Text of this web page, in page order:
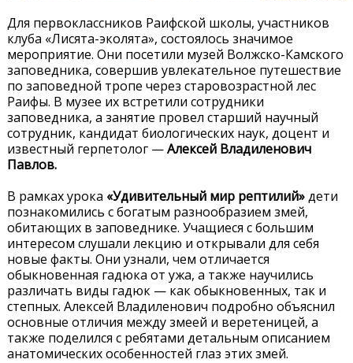
Для первоклассников Раифской школы, участников
клуба «Лисята-эколята», состоялось значимое
мероприятие. Они посетили музей Волжско-Камского
заповедника, совершив увлекательное путешествие
по заповедной тропе через старовозрастной лес
Раифы. В музее их встретили сотрудники
заповедника, а занятие провел старший научный
сотрудник, кандидат биологических наук, доцент и
известный герпетолог —Алексей Владиленович
Павлов.
В рамках урока «Удивительный мир рептилий»дети
познакомились с богатым разнообразием змей,
обитающих в заповеднике. Учащиеся с большим
интересом слушали лекцию и открывали для себя
новые факты. Они узнали, чем отличается
обыкновенная гадюка от ужа, а также научились
различать виды гадюк — как обыкновенных, так и
степных. Алексей Владиленович подробно объяснил
основные отличия между змеей и веретеницей, а
также поделился с ребятами детальным описанием
анатомических особенностей глаз этих змей.